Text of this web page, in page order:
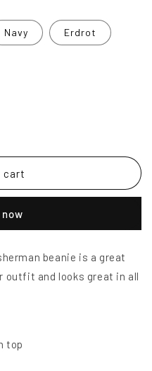
Navy Erdrot
cart
beanie is a great
outfit and looks great in all
top